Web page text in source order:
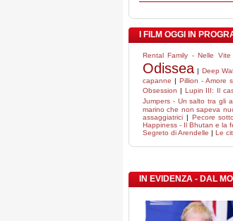
I FILM OGGI IN
Rental Family - Nelle Vite
Odissea | Deep
capanne | Pillion - Amore
Obsession | Lupin III: Il
Jumpers - Un salto tra gli
marino che non sapeva
assaggiatrici | Pecore
Happiness - Il Bhutan e la
Segreto di Arendelle | Le
IN EVIDENZA - DAL